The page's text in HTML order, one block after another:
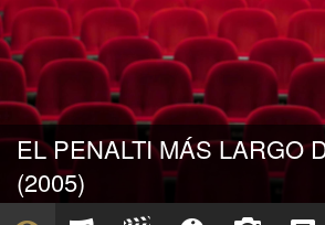
EL PENALTI MÁS LARGO
(2005)